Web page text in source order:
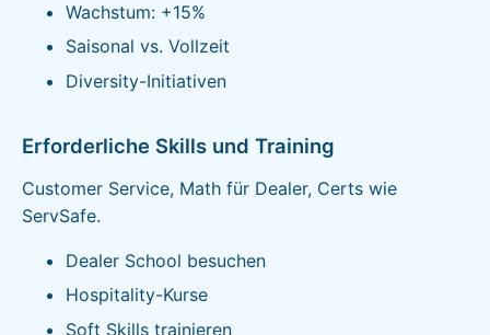
Wachstum: +15%
Saisonal vs. Vollzeit
Diversity-Initiativen
Erforderliche Skills und Training
Customer Service, Math für Dealer, Certs wie
ServSafe.
Dealer School besuchen
Hospitality-Kurse
Soft Skills trainieren